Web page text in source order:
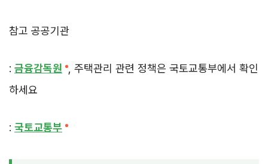
참고 공공기관
: 금융감독원
, 주택관리 관련 정책은 국토교통부에서 확인
하세요
: 국토교통부